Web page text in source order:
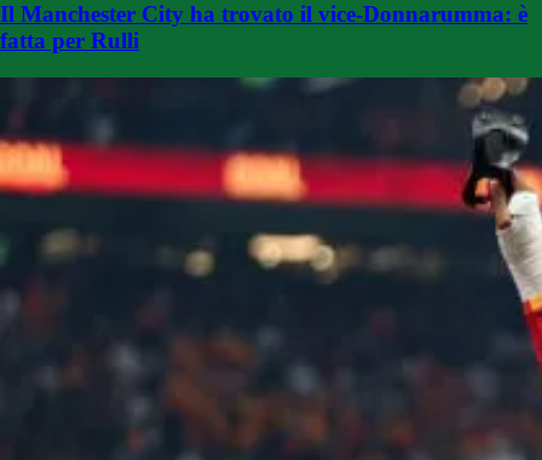
Il Manchester City ha trovato il vice-Donnarumma: è
fatta per Rulli